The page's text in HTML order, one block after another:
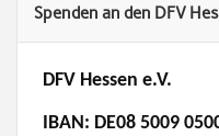
Spenden an den DFV
DFV Hessen e.V.
IBAN: DE08 5009